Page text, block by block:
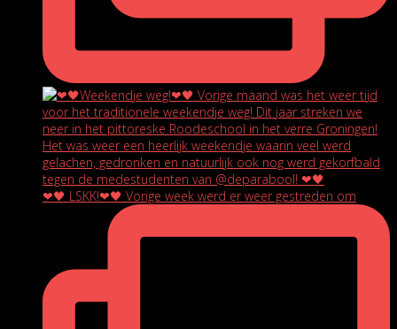
❤🖤 LSKK!❤🖤 Vorige week werd er weer gestreden om